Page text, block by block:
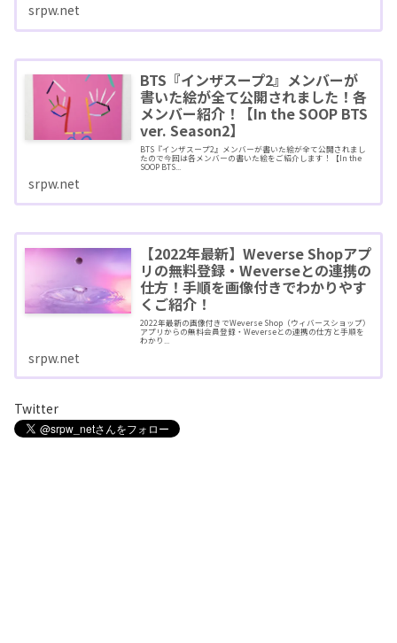
srpw.net
BTS『インザスープ2』メンバーが
書いた絵が全て公開されました！各
メンバー紹介！【In the SOOP BTS
ver. Season2】
BTS『インザスープ2』メンバーが書いた絵が全て公開されまし
たので今回は各メンバーの書いた絵をご紹介します！【In the
SOOP BTS...
srpw.net
【2022年最新】Weverse Shopアプ
リの無料登録・Weverseとの連携の
仕方！手順を画像付きでわかりやす
くご紹介！
2022年最新の画像付きでWeverse Shop（ウィバースショップ）
アプリからの無料会員登録・Weverseとの連携の仕方と手順を
わかり...
srpw.net
Twitter